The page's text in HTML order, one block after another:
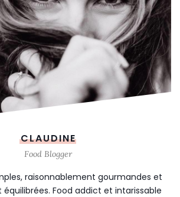
CLAUDINE
Food Blogger
raisonnablement gourmandes et
Food addict et intarissable